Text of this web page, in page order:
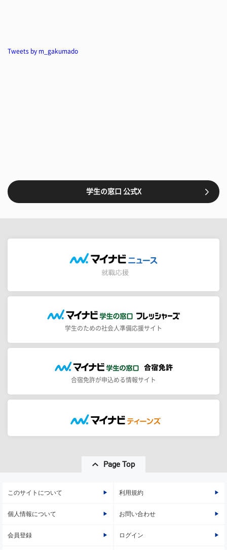
Tweets by m_gakumado
学生の窓口 公式X
学生のための社会人準備応援サイト
合宿免許が申込める情報サイト
Page Top
このサイトについて 利用規約
個人情報について お問い合わせ
会員登録 ログイン